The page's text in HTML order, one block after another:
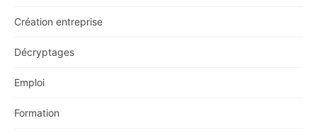
Création entreprise
Décryptages
Emploi
Formation